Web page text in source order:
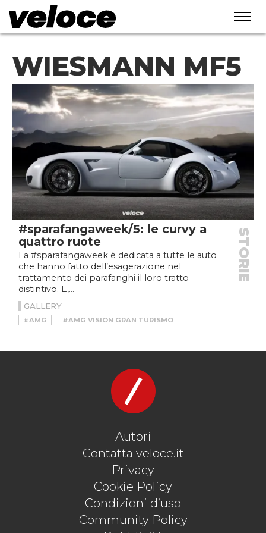
WIESMANN MF5
#sparafangaweek/5: le curvy a
quattro ruote
La #sparafangaweek è dedicata a tutte le auto
che hanno fatto dell’esagerazione nel
trattamento dei parafanghi il loro tratto
distintivo. E,...
STORIE
GALLERY
#AMG
#AMG VISION GRAN TURISMO
#F40
#FERRARI F40
#GIANNINI
#MERCEDES VISION GRAN TURISMO
#SPARAFANGAWEEKVELOCE
#WIESMANN
Autori
Contatta veloce.it
Privacy
Cookie Policy
Condizioni d’uso
Community Policy